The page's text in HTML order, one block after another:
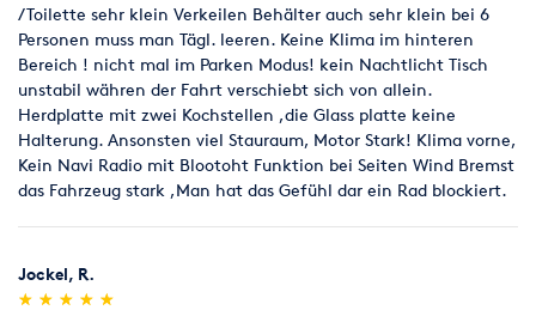
/Toilette sehr klein Verkeilen Behälter auch sehr klein bei 6
Personen muss man Tägl. leeren. Keine Klima im hinteren
Bereich ! nicht mal im Parken Modus! kein Nachtlicht Tisch
unstabil währen der Fahrt verschiebt sich von allein.
Herdplatte mit zwei Kochstellen ,die Glass platte keine
Halterung. Ansonsten viel Stauraum, Motor Stark! Klima vorne,
Kein Navi Radio mit Blootoht Funktion bei Seiten Wind Bremst
das Fahrzeug stark ,Man hat das Gefühl dar ein Rad blockiert.
Jockel, R.
(*)
★
★
(*) ★
★
(*) ★
★
(*) ★
★
(*) ★
★